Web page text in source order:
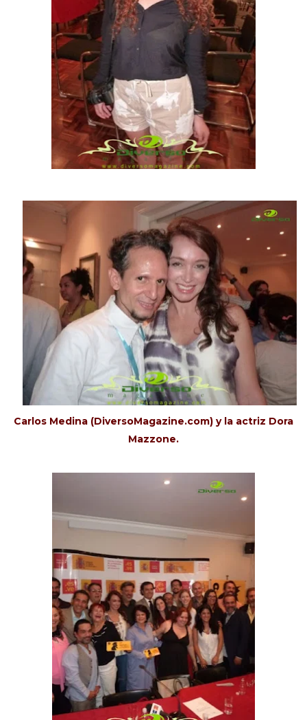
Carlos Medina (DiversoMagazine.com) y la actriz Dora
Mazzone.